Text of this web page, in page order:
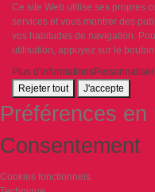
Ce site Web utilise ses propres
services et vous montrer des
vos habitudes de navigation.
utilisation, appuyez sur le bouton
Plus d'informations
Rejeter tout
J'accepte
Préférences
Consentement
Cookies fonctionnels